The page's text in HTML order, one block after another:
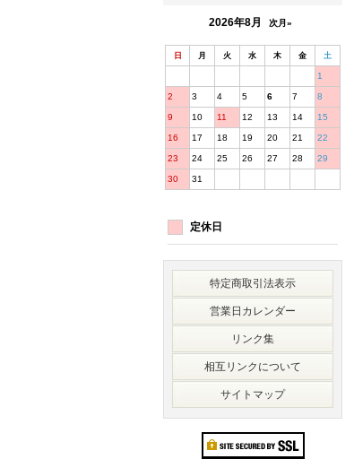
2026年8月 次月»
日 月 火 水 木 金 土
1
2 3 4 5 6 7 8
9 10 11 12 13 14 15
16 17 18 19 20 21 22
23 24 25 26 27 28 29
30 31
定休日
特定商取引法表示
営業日カレンダー
リンク集
相互リンクについて
サイトマップ